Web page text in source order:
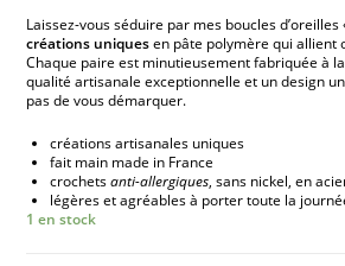
Laissez-vous séduire par mes boucles d’oreilles
créations uniquesen pâte polymère qui allient
Chaque paire est minutieusement fabriquée à
qualité artisanale exceptionnelle et un design
pas de vous démarquer.
créations artisanales uniques
fait main made in France
crochetsanti-allergiques, sans nickel, en
légères et agréables à porter toute la
1 en stock